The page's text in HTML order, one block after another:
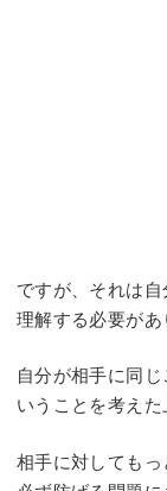
ですが、それは
理解する必要があ
自分が相手に同
いうことを考えた
相手に対してもっ